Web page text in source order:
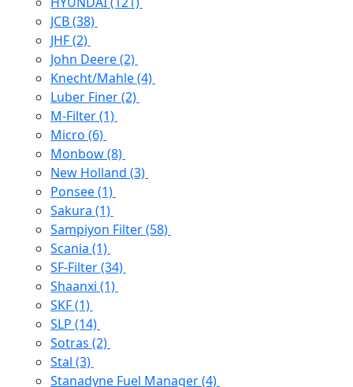
JCB(38)
JHF(2)
John Deere(2)
Knecht/Mahle(4)
Luber Finer(2)
M-Filter(1)
Micro (6)
Monbow(8)
New Holland (3)
Ponsee(1)
Sakura (1)
Sampiyon Filter(58)
Scania (1)
SF-Filter(34)
Shaanxi (1)
SKF(1)
SLP (14)
Sotras (2)
Stal (3)
Stanadyne Fuel Manager(4)